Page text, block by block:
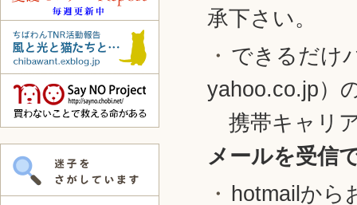
承下さい。
できるだけ
yahoo.co.jp）
携帯キャリ
メールを受信
hotmailから